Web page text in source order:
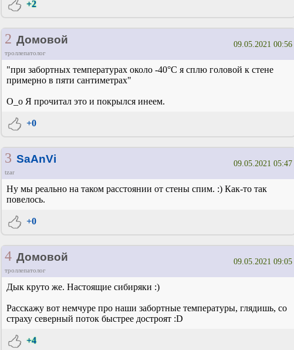
+2
2 Домовой
троллепатолог
09.05.2021 00:56
"при забортных температурах около -40°C я сплю головой к стене
примерно в пяти сантиметрах"
O_o Я прочитал это и покрылся инеем.
+0
3 SaAnVi
tzar
09.05.2021 05:47
Ну мы реально на таком расстоянии от стены спим. :) Как-то так
повелось.
+0
4 Домовой
троллепатолог
09.05.2021 09:05
Дык круто же. Настоящие сибиряки :)
Расскажу вот немчуре про наши забортные температуры, глядишь, со
страху северный поток быстрее достроят :D
+4